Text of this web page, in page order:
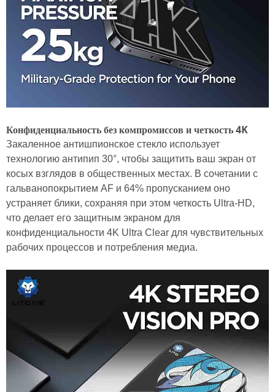
Конфиденциальность без компромиссов и четкость 4K
Закаленное антишпионское стекло использует
технологию антипип 30°, чтобы защитить ваш экран от
косых взглядов в общественных местах. В сочетании с
гальванопокрытием AF и 64% пропусканием оно
устраняет блики, сохраняя при этом четкость Ultra-HD,
что делает его защитным экраном для
конфиденциальности 4K Ultra Clear для чувствительных
рабочих процессов и потребления медиа.